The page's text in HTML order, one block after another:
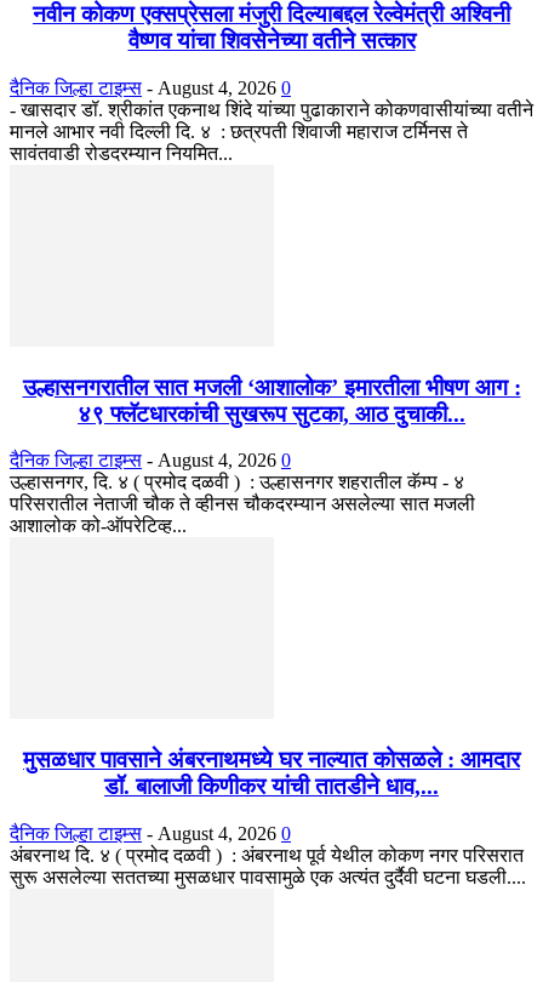
नवीन कोकण एक्सप्रेसला मंजुरी दिल्याबद्दल रेल्वेमंत्री अश्विनी
वैष्णव यांचा शिवसेनेच्या वतीने सत्कार
दैनिक जिल्हा टाइम्स - August 4, 2026 0
- खासदार डॉ. श्रीकांत एकनाथ शिंदे यांच्या पुढाकाराने कोकणवासीयांच्या वतीने
मानले आभार नवी दिल्ली दि. ४ : छत्रपती शिवाजी महाराज टर्मिनस ते
सावंतवाडी रोडदरम्यान नियमित...
उल्हासनगरातील सात मजली ‘आशालोक’ इमारतीला भीषण आग :
४९ फ्लॅटधारकांची सुखरूप सुटका, आठ दुचाकी...
दैनिक जिल्हा टाइम्स - August 4, 2026 0
उल्हासनगर, दि. ४ ( प्रमोद दळवी ) : उल्हासनगर शहरातील कॅम्प - ४
परिसरातील नेताजी चौक ते व्हीनस चौकदरम्यान असलेल्या सात मजली
आशालोक को-ऑपरेटिव्ह...
मुसळधार पावसाने अंबरनाथमध्ये घर नाल्यात कोसळले : आमदार
डॉ. बालाजी किणीकर यांची तातडीने धाव,...
दैनिक जिल्हा टाइम्स - August 4, 2026 0
अंबरनाथ दि. ४ ( प्रमोद दळवी ) : अंबरनाथ पूर्व येथील कोकण नगर परिसरात
सुरू असलेल्या सततच्या मुसळधार पावसामुळे एक अत्यंत दुर्दैवी घटना घडली....